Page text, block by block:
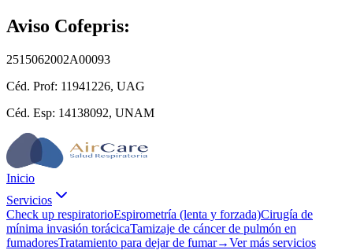
Aviso Cofepris:
2515062002A00093
Céd. Prof: 11941226, UAG
Céd. Esp: 14138092, UNAM
Inicio
Servicios
Check up respiratorioEspirometría (lenta y forzada)Cirugía de
mínima invasión torácicaTamizaje de cáncer de pulmón en
fumadoresTratamiento para dejar de fumar→Ver más servicios